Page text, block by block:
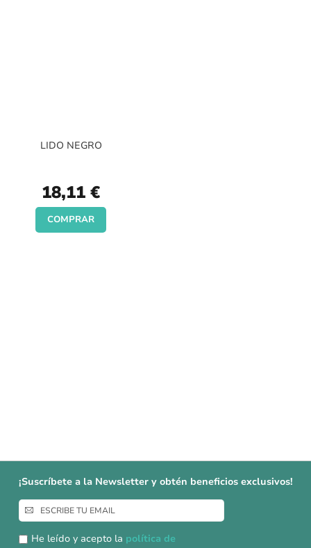
LIDO NEGRO
18,11 €
COMPRAR
¡Suscríbete a la Newsletter y obtén beneficios exclusivos!
Inscríbase
a
nuestro
He leído y acepto la política de